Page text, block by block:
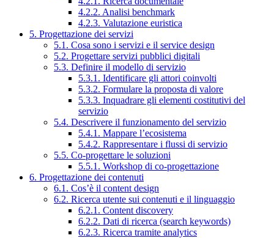
4.2.2. Analisi benchmark
4.2.3. Valutazione euristica
5. Progettazione dei servizi
5.1. Cosa sono i servizi e il service design
5.2. Progettare servizi pubblici digitali
5.3. Definire il modello di servizio
5.3.1. Identificare gli attori coinvolti
5.3.2. Formulare la proposta di valore
5.3.3. Inquadrare gli elementi costitutivi del
servizio
5.4. Descrivere il funzionamento del servizio
5.4.1. Mappare l’ecosistema
5.4.2. Rappresentare i flussi di servizio
5.5. Co-progettare le soluzioni
5.5.1. Workshop di co-progettazione
6. Progettazione dei contenuti
6.1. Cos’è il content design
6.2. Ricerca utente sui contenuti e il linguaggio
6.2.1. Content discovery
6.2.2. Dati di ricerca (search keywords)
6.2.3. Ricerca tramite analytics